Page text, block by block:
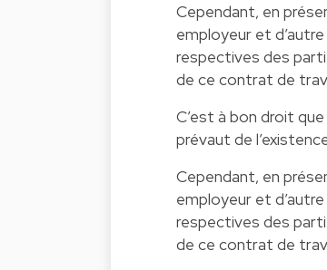
Cependant, en
employeur et
respectives des
de ce contrat de
C’est à bon droit
prévaut de
Cependant, en
employeur et
respectives des
de ce contrat de